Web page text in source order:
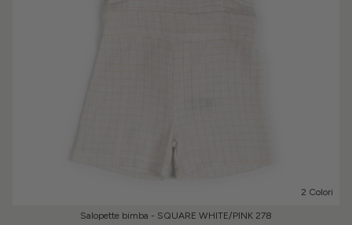
2 Colori
Salopette bimba - SQUARE WHITE/PINK 278